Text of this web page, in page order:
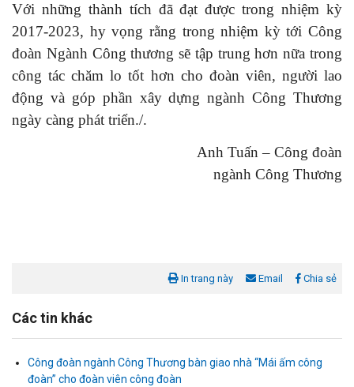
Với những thành tích đã đạt được trong nhiệm kỳ
2017-2023, hy vọng rằng trong nhiệm kỳ tới Công
đoàn Ngành Công thương sẽ tập trung hơn nữa trong
công tác chăm lo tốt hơn cho đoàn viên, người lao
động và góp phần xây dựng ngành Công Thương
ngày càng phát triển./.
Anh Tuấn – Công đoàn
ngành Công Thương
In trang này Email Chia sẻ
Các tin khác
Công đoàn ngành Công Thương bàn giao nhà “Mái ấm công
đoàn” cho đoàn viên công đoàn